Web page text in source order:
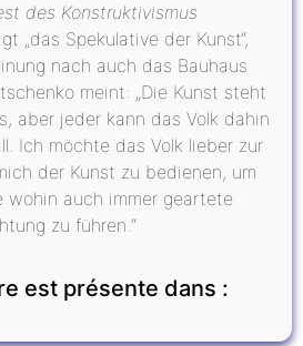
des Konstruktivismus
„das Spekulative der Kunst“,
nach auch das Bauhaus
meint: „Die Kunst steht
aber jeder kann das Volk dahin
Ich möchte das Volk lieber zur
der Kunst zu bedienen, um
wohin auch immer geartete
zu führen.“
est présente dans :